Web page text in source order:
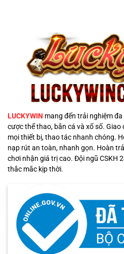
LUCKYWIN mang đến trải nghiệm
cược thể thao, bắn cá và xổ số. Giao
mọi thiết bị, thao tác nhanh chóng.
nạp rút an toàn, nhanh gọn. Hoàn
chơi nhận giá trị cao. Đội ngũ CSKH
thắc mắc kịp thời.